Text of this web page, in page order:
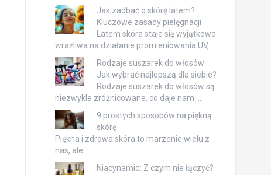
Jak zadbać o skórę latem?
Kluczowe zasady pielęgnacji
Latem skóra staje się wyjątkowo
wrażliwa na działanie promieniowania UV, …
Rodzaje suszarek do włosów:
Jak wybrać najlepszą dla siebie?
Rodzaje suszarek do włosów są
niezwykle zróżnicowane, co daje nam …
9 prostych sposobów na piękną
skórę
Piękna i zdrowa skóra to marzenie wielu z
nas, ale …
Niacynamid: Z czym nie łączyć?